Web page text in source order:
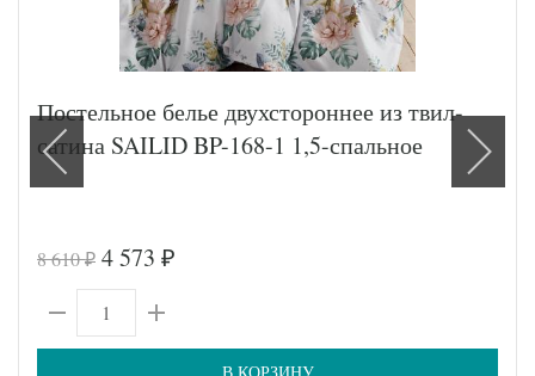
Постельное белье двухстороннее из твил-
сатина SAILID BP-168-1 1,5-спальное
8 610₽ 4 573 ₽